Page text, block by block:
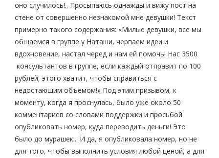
оно случилось!.. Просыпаюсь однажды и вижу пост на
стене от совершенно незнакомой мне девушки! Текст
примерно такого содержания: «Милые девушки, все мы
общаемся в группе у Наташи, черпаем идеи и
вдохновение, настал черед и нам ей помочь! Нас 3500
консультантов в группе, если каждый отправит по 100
рублей, этого хватит, чтобы справиться с
недостающим объемом!» Под этим призывом, к
моменту, когда я проснулась, было уже около 50
комментариев со словами поддержки и просьбой
опубликовать номер, куда переводить деньги! Это
было до мурашек... И да, я опубликовала номер, но не
для того, чтобы выполнить условия любой ценой, а для